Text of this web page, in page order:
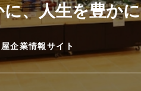
、人生を豊かに
企業情報サイト